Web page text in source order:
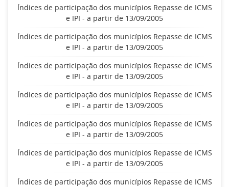
Índices de participação dos municípios Repasse de ICMS
e IPI - a partir de 13/09/2005
Índices de participação dos municípios Repasse de ICMS
e IPI - a partir de 13/09/2005
Índices de participação dos municípios Repasse de ICMS
e IPI - a partir de 13/09/2005
Índices de participação dos municípios Repasse de ICMS
e IPI - a partir de 13/09/2005
Índices de participação dos municípios Repasse de ICMS
e IPI - a partir de 13/09/2005
Índices de participação dos municípios Repasse de ICMS
e IPI - a partir de 13/09/2005
Índices de participação dos municípios Repasse de ICMS